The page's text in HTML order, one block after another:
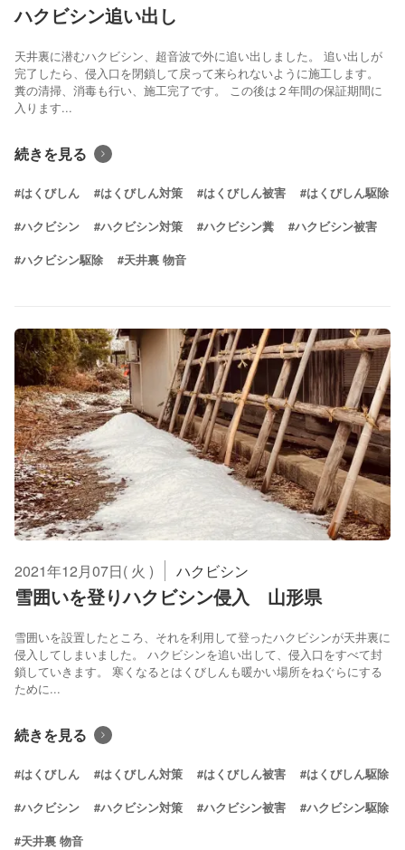
ハクビシン追い出し
天井裏に潜むハクビシン、超音波で外に追い出しました。 追い出しが
完了したら、侵入口を閉鎖して戻って来られないように施工します。
糞の清掃、消毒も行い、施工完了です。 この後は２年間の保証期間に
入ります...
続きを見る
#はくびしん #はくびしん対策 #はくびしん被害 #はくびしん駆除
#ハクビシン #ハクビシン対策 #ハクビシン糞 #ハクビシン被害
#ハクビシン駆除 #天井裏 物音
2021年12月07日( 火 ) ハクビシン
雪囲いを登りハクビシン侵入 山形県
雪囲いを設置したところ、それを利用して登ったハクビシンが天井裏に
侵入してしまいました。 ハクビシンを追い出して、侵入口をすべて封
鎖していきます。 寒くなるとはくびしんも暖かい場所をねぐらにする
ために...
続きを見る
#はくびしん #はくびしん対策 #はくびしん被害 #はくびしん駆除
#ハクビシン #ハクビシン対策 #ハクビシン被害 #ハクビシン駆除
#天井裏 物音